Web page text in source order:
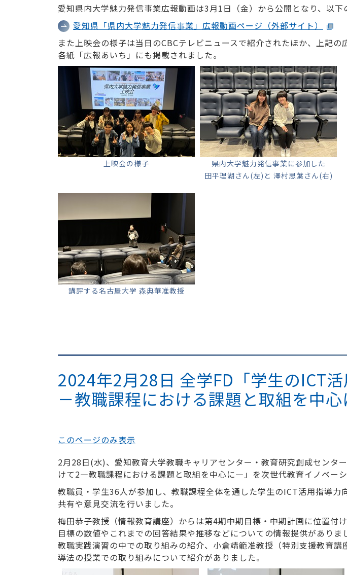
愛知県内大学魅力発信事業広報動画は3月1日（金）から公開となり、以下
愛知県「県内大学魅力発信事業」広報動画ページ（外部サイト）
また上映会の様子は当日のCBCテレビニュースで紹介されたほか、上記
各紙「広報あいち」にも掲載されました。
上映会の様子
県内大学魅力発信事業に参加した
田平理湖さん(左)と 澤村思葉さん(右)
講評する名古屋大学 森典華准教授
2024年2月28日 全学FD「学生のICT
－教職課程における課題と取組を中
このページのみ表示
2月28日(水)、愛知教育大学教職キャリアセンター・教育研究創成センタ
けて2―教職課程における課題と取組を中心に―」を次世代教育イノベーシ
教職員・学生36人が参加し、教職課程全体を通した学生のICT活用指導力
共有や意見交流を行いました。
梅田恭子教授（情報教育講座）からは第4期中期目標・中期計画に位置付
目標の数値やこれまでの回答結果や推移などについての情報提供があり
教職実践演習の中での取り組みの紹介、小倉靖範准教授（特別支援教育
導法の授業での取り組みについて紹介がありました。